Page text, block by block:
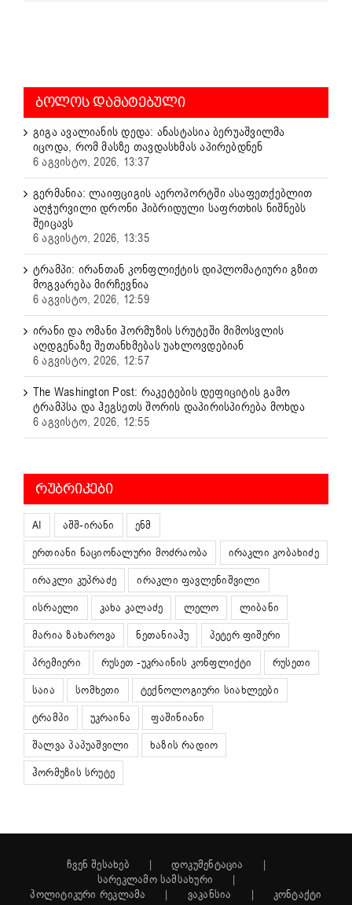
ᲑᲝᲚᲝᲡ ᲓᲐᲛᲐᲢᲔᲑᲣᲚᲘ
გიგა ავალიანის დედა: ანასტასია ბერუაშვილმა
იცოდა, რომ მასზე თავდასხმას აპირებდნენ
6 აგვისტო, 2026, 13:37
გერმანია: ლაიფციგის აეროპორტში ასაფეთქებლით
აღჭურვილი დრონი ჰიბრიდული საფრთხის ნიშნებს
შეიცავს
6 აგვისტო, 2026, 13:35
ტრამპი: ირანთან კონფლიქტის დიპლომატიური გზით
მოგვარება მირჩევნია
6 აგვისტო, 2026, 12:59
ირანი და ომანი ჰორმუზის სრუტეში მიმოსვლის
აღდგენაზე შეთანხმებას უახლოვდებიან
6 აგვისტო, 2026, 12:57
The Washington Post: რაკეტების დეფიციტის გამო
ტრამპსა და ჰეგსეთს შორის დაპირისპირება მოხდა
6 აგვისტო, 2026, 12:55
ᲠᲣᲑᲠᲘᲙᲔᲑᲘ
AI აშშ-ირანი
ენმ
ერთიანი ნაციონალური მოძრაობა
ირაკლი კობახიძე
ირაკლი კუპრაძე
ირაკლი ფავლენიშვილი
ისრაელი
კახა კალაძე ლელო
ლიბანი
მარია ზახაროვა
ნეთანიაჰუ
პეტერ ფიშერი
პრემიერი
რუსეთ -უკრაინის კონფლიქტი
რუსეთი
საია
სომხეთი
ტექნოლოგიური სიახლეები
ტრამპი
უკრაინა
ფაშინიანი
შალვა პაპუაშვილი
ხაზის რადიო
ჰორმუზის სრუტე
ჩვენ შესახებ
დოკუმენტაცია
სარეკლამო სამსახური
პოლიტიკური რეკლამა
ვაკანსია კონტაქტი